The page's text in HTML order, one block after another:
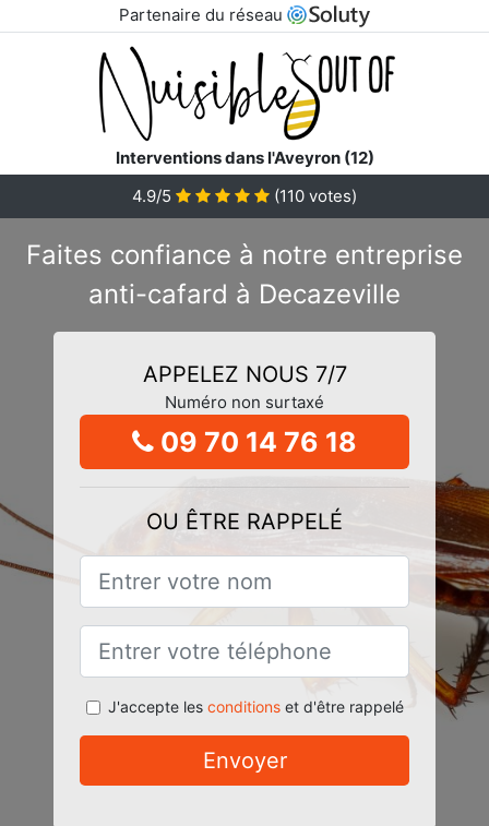
Partenaire du réseau
Interventions dans l'Aveyron (12)
4.9/5
(110 votes)
Faites confiance à notre entreprise
anti-cafard à Decazeville
APPELEZ NOUS 7/7
Numéro non surtaxé
09 70 14 76 18
OU ÊTRE RAPPELÉ
J'accepte les conditionset d'être rappelé
Envoyer